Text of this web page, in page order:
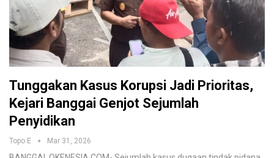
Tunggakan Kasus Korupsi Jadi Prioritas,
Kejari Banggai Genjot Sejumlah
Penyidikan
Topo E Mar 31, 2026